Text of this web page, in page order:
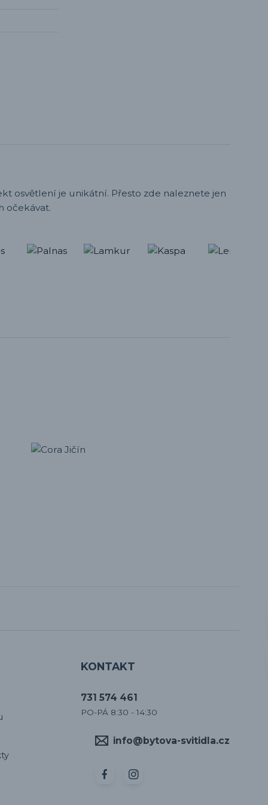
osvětlení je unikátní. Přesto zde naleznete jen
očekávat.
KONTAKT
731 574 461
PO-PÁ 8:30 - 14:30
info@bytova-svitidla.cz